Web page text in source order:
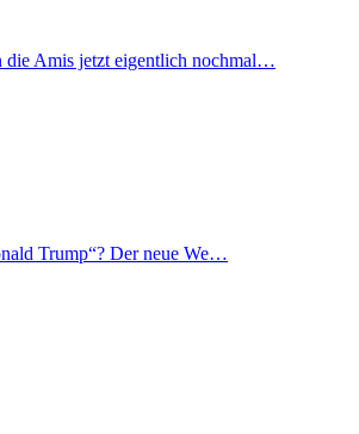
die Amis jetzt eigentlich nochmal…
Trump“? Der neue We…